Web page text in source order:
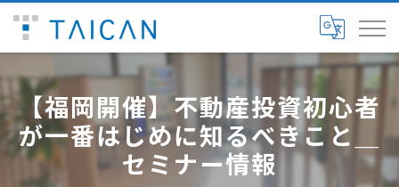
【福岡開催】不動産投資初心者
が一番はじめに知るべきこと＿
セミナー情報